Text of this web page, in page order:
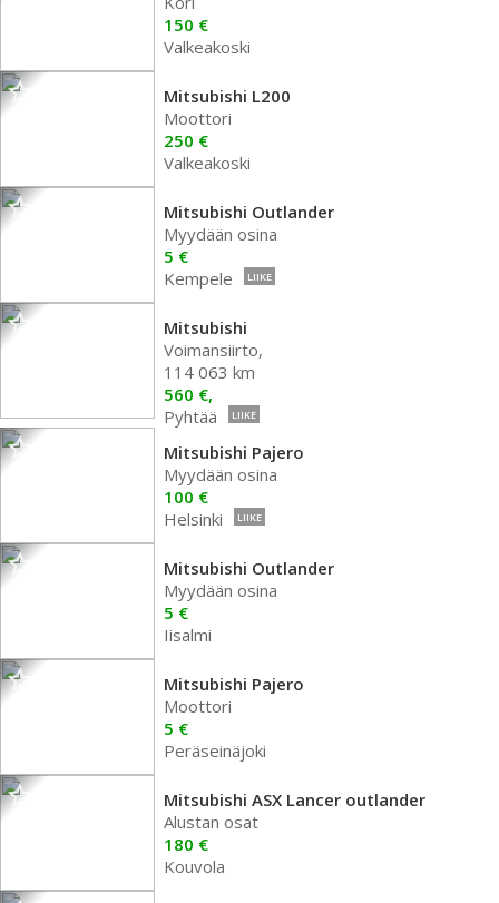
150 €
Valkeakoski
Mitsubishi L200
Moottori
250 €
Valkeakoski
Mitsubishi Outlander
Myydään osina
5 €
Kempele
LIIKE
Mitsubishi
Voimansiirto,
114 063 km
560 €,
Pyhtää
LIIKE
Mitsubishi Pajero
Myydään osina
100 €
Helsinki
LIIKE
Mitsubishi Outlander
Myydään osina
5 €
Iisalmi
Mitsubishi Pajero
Moottori
5 €
Peräseinäjoki
Mitsubishi ASX Lancer outlander
Alustan osat
180 €
Kouvola